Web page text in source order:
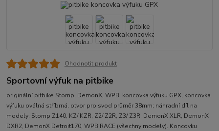
Ohodnotit produkt
Sportovní výfuk na pitbike
originální pitbike Stomp, DemonX, WPB. koncovka výfuku GPX, koncovka
výfuku oválná stříbrná, otvor pro svod průměr 38mm; náhradní díl na
modely: Stomp Z140, KZ/ KZR, Z2/ Z2R, Z3/ Z3R, DemonX XLR, DemonX
DXR2, DemonX Detroit170, WPB RACE (všechny modely). Koncovku